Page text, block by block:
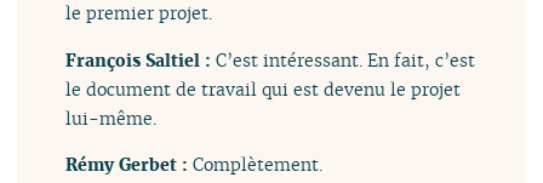
le premier projet.
François Saltiel :C’est intéressant. En fait, c’est
le document de travail qui est devenu le projet
lui-même.
Rémy Gerbet :Complètement.